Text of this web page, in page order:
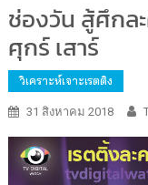
ช่องวัน สู้ศึกล
ศุกร์ เสาร์
วิเคราะห์เจาะเรตติง
31 สิงหาคม 2018